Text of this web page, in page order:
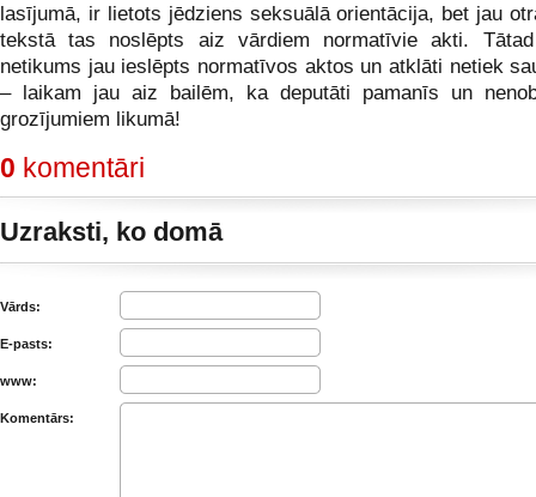
lasījumā, ir lietots jēdziens seksuālā orientācija, bet jau
tekstā tas noslēpts aiz vārdiem normatīvie akti.
netikums jau ieslēpts normatīvos aktos un atklāti netiek
– laikam jau aiz bailēm, ka deputāti pamanīs un
grozījumiem likumā!
0 komentāri
Uzraksti, ko domā
Vārds:
E-pasts:
www:
Komentārs: